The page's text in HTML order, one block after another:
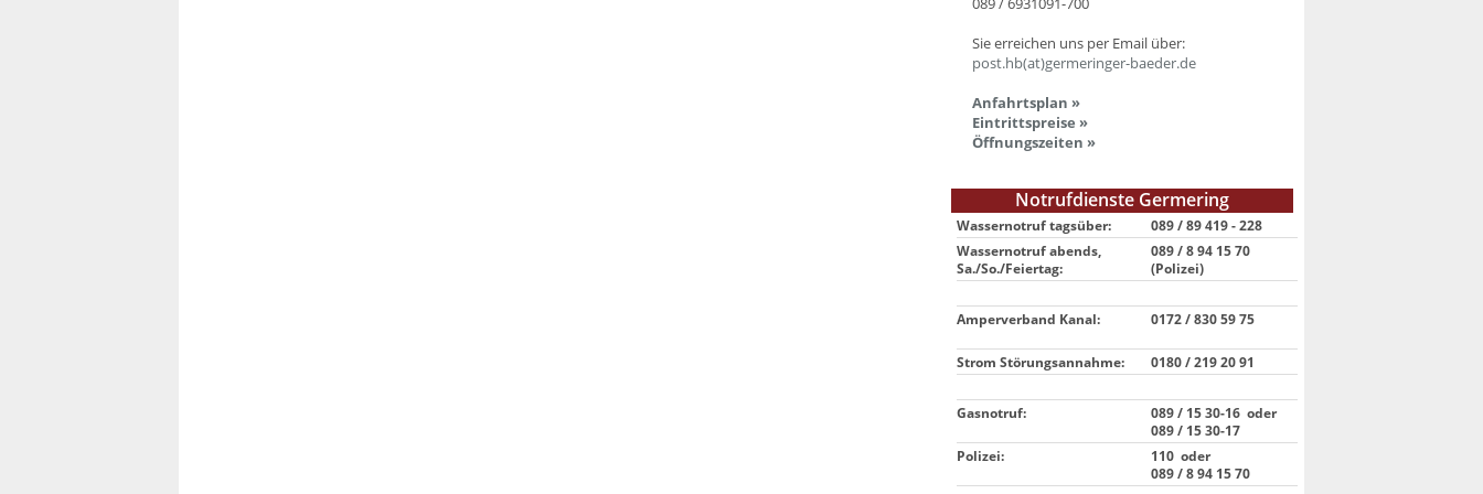
Sie erreichen uns per Email über:
post.hb(at)germeringer-baeder.de
Anfahrtsplan »
Eintrittspreise »
Öffnungszeiten »
Notrufdienste Germering
Wassernotruf tagsüber:
089 / 89 419 - 228
Wassernotruf abends,
Sa./So./Feiertag:
089 / 8 94 15 70
(Polizei)
Amperverband Kanal: 0172 / 830 59 75
Strom Störungsannahme: 0180 / 219 20 91
Gasnotruf:
089 / 15 30-16 oder
089 / 15 30-17
Polizei:
110 oder
089 / 8 94 15 70